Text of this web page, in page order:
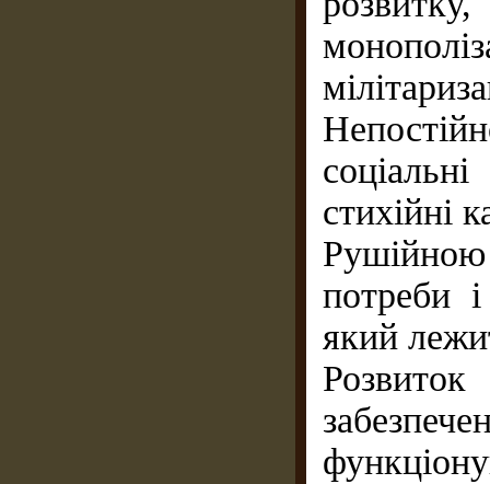
стихійні
потреби
який